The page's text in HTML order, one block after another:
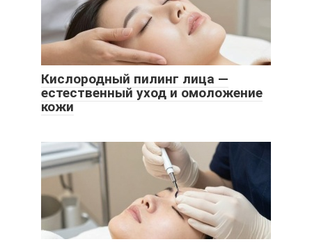
Кислородный пилинг лица —
естественный уход и омоложение
кожи